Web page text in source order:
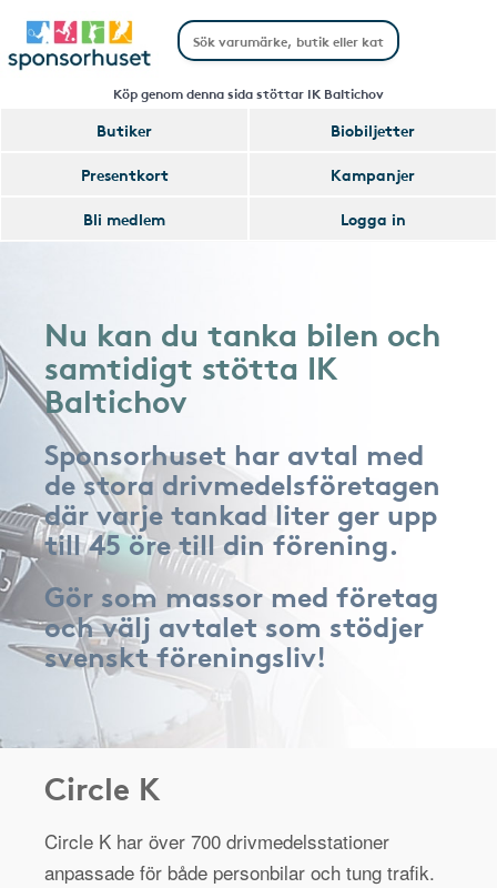
Köp genom denna sida stöttar IK Baltichov
Butiker
Biobiljetter
Presentkort
Kampanjer
Bli medlem
Logga in
Nu kan du tanka bilen och
samtidigt stötta IK
Baltichov
Sponsorhuset har avtal med
de stora drivmedelsföretagen
där varje tankad liter ger upp
till 45 öre till din förening.
Gör som massor med företag
och välj avtalet som stödjer
svenskt föreningsliv!
Circle K
Circle K har över 700 drivmedelsstationer
anpassade för både personbilar och tung trafik.